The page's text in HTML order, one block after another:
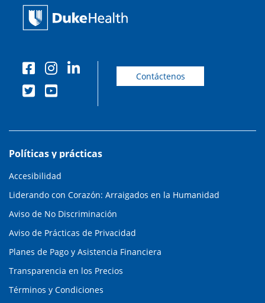
Contáctenos
Políticas y prácticas
Accesibilidad
Liderando con Corazón: Arraigados en la Humanidad
Aviso de No Discriminación
Aviso de Prácticas de Privacidad
Planes de Pago y Asistencia Financiera
Transparencia en los Precios
Términos y Condiciones